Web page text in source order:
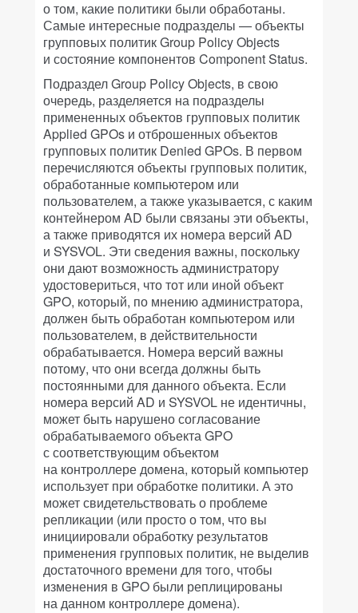
о том, какие политики были обработаны.
Самые интересные подразделы — объекты
групповых политик Group Policy Objects
и состояние компонентов Component Status.
Подраздел Group Policy Objects, в свою
очередь, разделяется на подразделы
примененных объектов групповых политик
Applied GPOs и отброшенных объектов
групповых политик Denied GPOs. В первом
перечисляются объекты групповых политик,
обработанные компьютером или
пользователем, а также указывается, с каким
контейнером AD были связаны эти объекты,
а также приводятся их номера версий AD
и SYSVOL. Эти сведения важны, поскольку
они дают возможность администратору
удостовериться, что тот или иной объект
GPO, который, по мнению администратора,
должен быть обработан компьютером или
пользователем, в действительности
обрабатывается. Номера версий важны
потому, что они всегда должны быть
постоянными для данного объекта. Если
номера версий AD и SYSVOL не идентичны,
может быть нарушено согласование
обрабатываемого объекта GPO
с соответствующим объектом
на контроллере домена, который компьютер
использует при обработке политики. А это
может свидетельствовать о проблеме
репликации (или просто о том, что вы
инициировали обработку результатов
применения групповых политик, не выделив
достаточного времени для того, чтобы
изменения в GPO были реплицированы
на данном контроллере домена).